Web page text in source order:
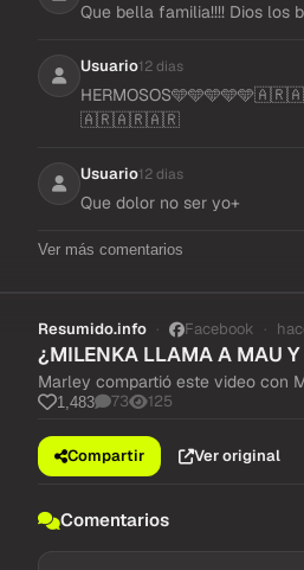
Que bella familia!!!! Dios los
Usuario12 dias
🇦🇷🇦🇷🇦🇷
Usuario12 dias
Que dolor no ser yo+
Ver más comentarios
Resumido.info Facebook
¿MILENKA LLAMA A MAU Y
Marley compartió este video con
1,483 73 125
Compartir Ver original
Comentarios